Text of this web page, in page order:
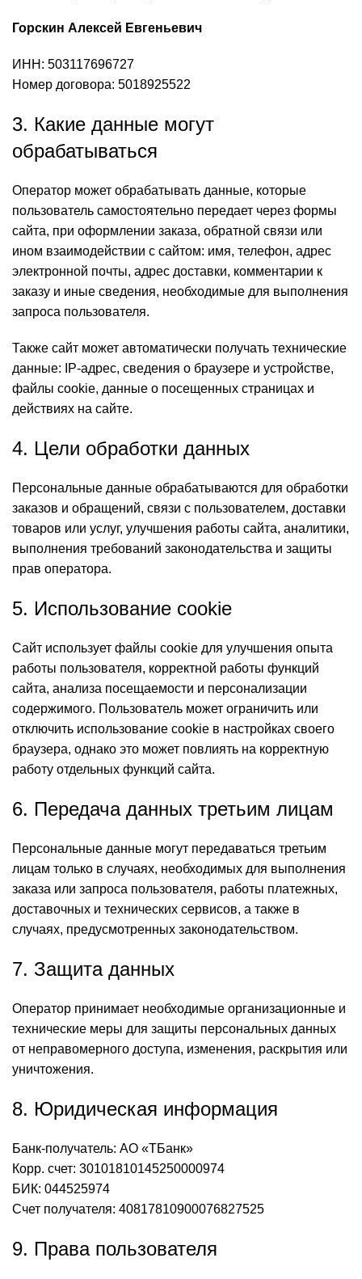
Горскин Алексей Евгеньевич
ИНН: 503117696727
Номер договора: 5018925522
3. Какие данные могут
обрабатываться
Оператор может обрабатывать данные, которые
пользователь самостоятельно передает через формы
сайта, при оформлении заказа, обратной связи или
ином взаимодействии с сайтом: имя, телефон, адрес
электронной почты, адрес доставки, комментарии к
заказу и иные сведения, необходимые для выполнения
запроса пользователя.
Также сайт может автоматически получать технические
данные: IP-адрес, сведения о браузере и устройстве,
файлы cookie, данные о посещенных страницах и
действиях на сайте.
4. Цели обработки данных
Персональные данные обрабатываются для обработки
заказов и обращений, связи с пользователем, доставки
товаров или услуг, улучшения работы сайта, аналитики,
выполнения требований законодательства и защиты
прав оператора.
5. Использование cookie
Сайт использует файлы cookie для улучшения опыта
работы пользователя, корректной работы функций
сайта, анализа посещаемости и персонализации
содержимого. Пользователь может ограничить или
отключить использование cookie в настройках своего
браузера, однако это может повлиять на корректную
работу отдельных функций сайта.
6. Передача данных третьим лицам
Персональные данные могут передаваться третьим
лицам только в случаях, необходимых для выполнения
заказа или запроса пользователя, работы платежных,
доставочных и технических сервисов, а также в
случаях, предусмотренных законодательством.
7. Защита данных
Оператор принимает необходимые организационные и
технические меры для защиты персональных данных
от неправомерного доступа, изменения, раскрытия или
уничтожения.
8. Юридическая информация
Банк-получатель: АО «ТБанк»
Корр. счет: 30101810145250000974
БИК: 044525974
Счет получателя: 40817810900076827525
9. Права пользователя